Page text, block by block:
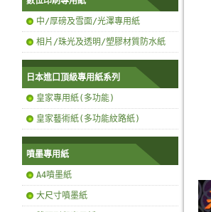
中/厚磅及雪面/光澤專用紙
相片/珠光及透明/塑膠材質防水紙
日本進口頂級專用紙系列
皇家專用紙(多功能)
皇家藝術紙(多功能紋路紙)
噴墨專用紙
A4噴墨紙
大尺寸噴墨紙